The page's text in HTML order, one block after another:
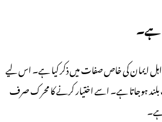
ہے۔
اہل ایمان کی خاص صفات میں ذکر کیا ہے۔ اس لیے
ہوجاتا ہے۔ اسے اختیار کرنے کا محرک صرف